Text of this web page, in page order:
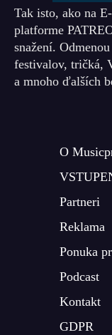
Tak isto, ako na
platforme
snažení.
festivalov, tričká,
a mnoho ďalších
O
Partneri
Reklama
Ponuka
Podcast
Kontakt
GDPR